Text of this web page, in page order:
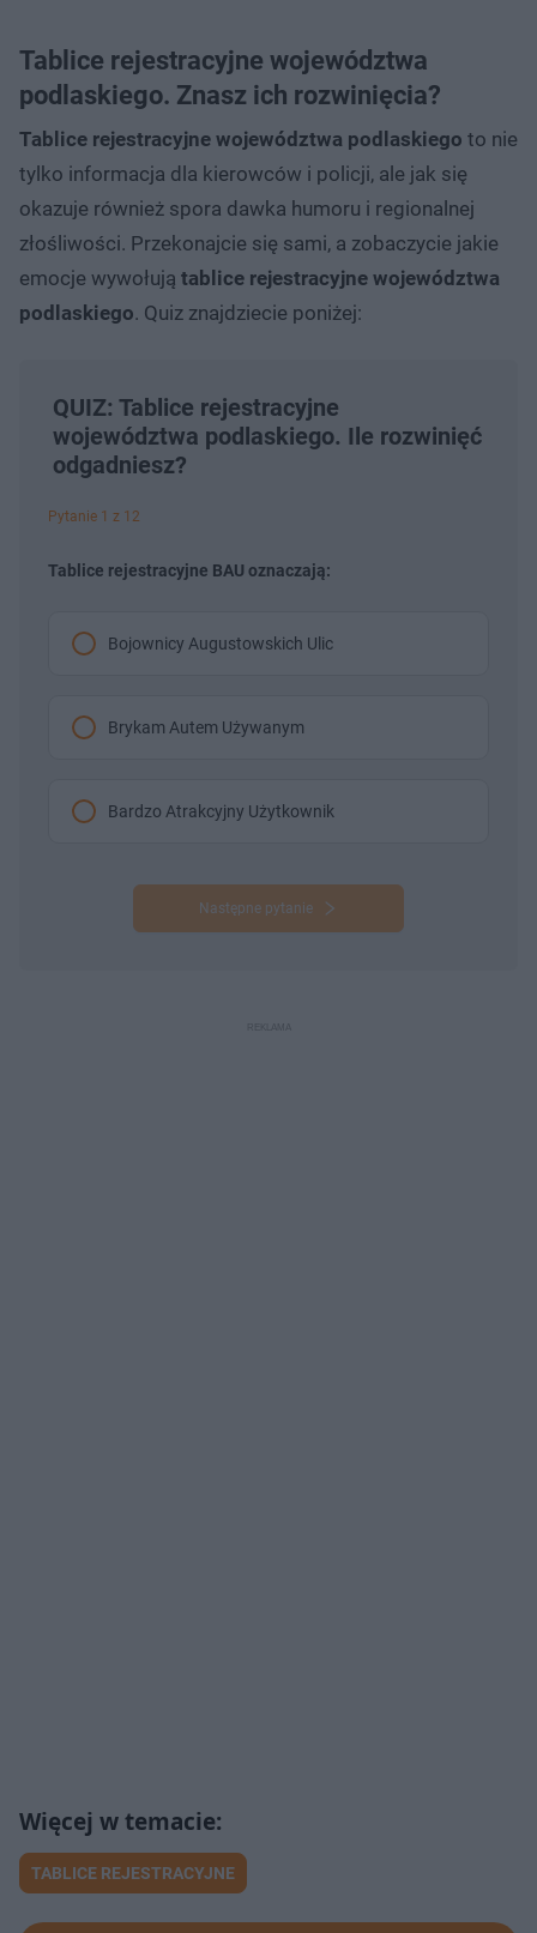
Tablice rejestracyjne województwa
podlaskiego. Znasz ich rozwinięcia?
Tablice rejestracyjne województwa podlaskiego to nie
tylko informacja dla kierowców i policji, ale jak się
okazuje również spora dawka humoru i regionalnej
złośliwości. Przekonajcie się sami, a zobaczycie jakie
emocje wywołują tablice rejestracyjne województwa
podlaskiego. Quiz znajdziecie poniżej:
QUIZ: Tablice rejestracyjne
województwa podlaskiego. Ile rozwinięć
odgadniesz?
Pytanie 1 z 12
Tablice rejestracyjne BAU oznaczają:
Bojownicy Augustowskich Ulic
Brykam Autem Używanym
Bardzo Atrakcyjny Użytkownik
Następne pytanie
TABLICE REJESTRACYJNE